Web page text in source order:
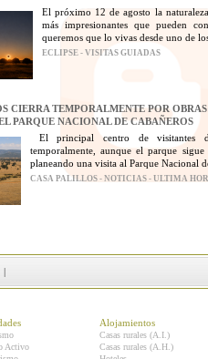
El próximo 12 de agosto la
más impresionantes que pueden
queremos que lo vivas desde uno de
ECLIPSE - VISITAS GUIADAS
CIERRA TEMPORALMENTE POR
PARQUE NACIONAL DE CABAÑEROS
El principal centro de visitantes
temporalmente, aunque el parque
planeando una visita al Parque Nacional
CASA PALILLOS - NOTICIAS - ULTIMA
|
Activo
Alojamientos
Casas rurales (A.I.)
Casas rurales (A.H.)